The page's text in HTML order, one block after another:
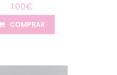
1.00€
COMPRAR